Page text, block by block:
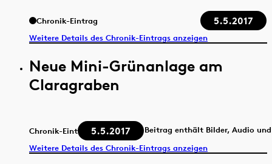
Chronik-Eintrag 5.5.2017
Weitere Details des Chronik-Eintrags anzeigen
Neue Mini-Grünanlage am
Claragraben
Chronik-Eintrag 5.5.2017
Beitrag enthält Bilder, Audio
Weitere Details des Chronik-Eintrags anzeigen